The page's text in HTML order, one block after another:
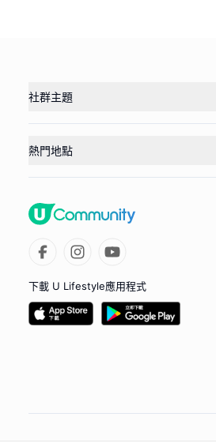
社群主題
熱門地點
下載 U Lifestyle應用程式